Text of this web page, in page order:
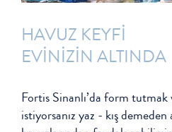
HAVUZ KEYFİ
EVİNİZİN ALTINDA
Fortis Sinanlı’da form
istiyorsanız yaz - kış demeden